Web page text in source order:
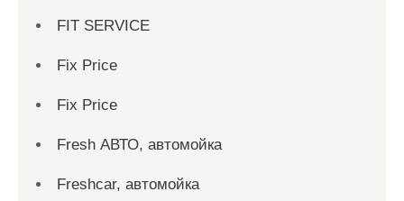
FIT SERVICE
Fix Price
Fix Price
Fresh АВТО, автомойка
Freshcar, автомойка